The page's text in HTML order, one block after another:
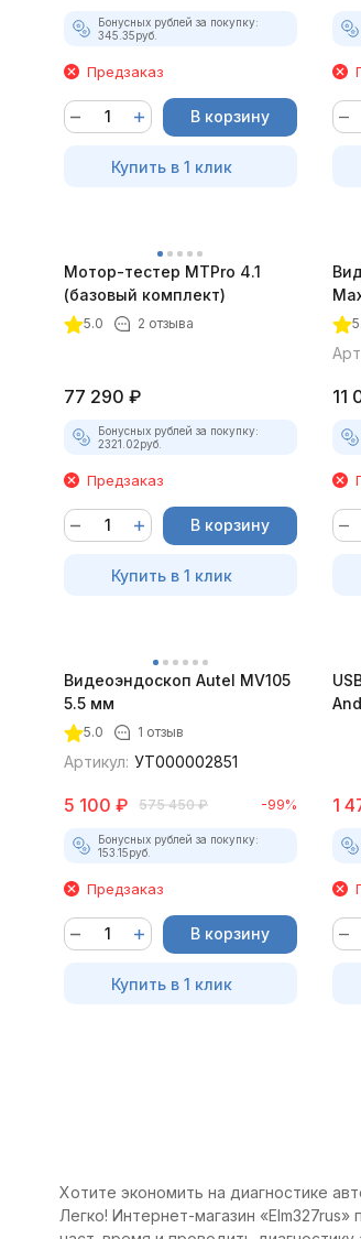
Бонусных рублей за покупку:
345.35руб.
Предзаказ
В корзину
Купить в 1 клик
Мотор-тестер MTPro 4.1
(базовый комплект)
5.0 2 отзыва
77 290 ₽
Бонусных рублей за покупку:
2321.02руб.
Предзаказ
В корзину
Купить в 1 клик
11
Видеоэндоскоп Autel MV105
5.5 мм
5.0 1 отзыв
Артикул: УТ000002851
5 100 ₽ 575 450 ₽ -99%
Бонусных рублей за покупку:
153.15руб.
Предзаказ
В корзину
Купить в 1 клик
1
Хотите экономить на диагностике
Легко! Интернет-магазин